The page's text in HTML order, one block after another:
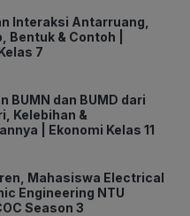
Interaksi Antarruang,
Bentuk & Contoh |
7
BUMN dan BUMD dari
Kelebihan &
| Ekonomi Kelas 11
Mahasiswa Electrical
Engineering NTU
Season 3